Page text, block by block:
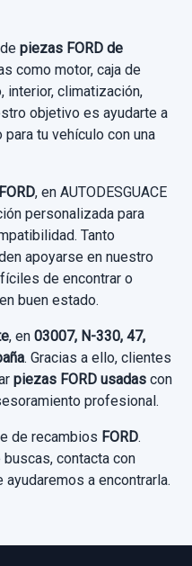
BM5T10849AU...
piezas FORD de
como motor, caja de
interior, climatización,
objetivo es ayudarte a
tu vehículo con una
, en AUTODESGUACE
personalizada para
Tanto
apoyarse en nuestro
de encontrar o
buen estado.
, en 03007, N-330, 47,
. Gracias a ello, clientes
piezas FORD usadas con
profesional.
de recambios FORD.
contacta con
a encontrarla.